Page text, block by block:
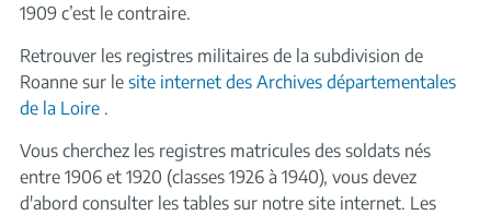
1909 c’est le contraire.
Retrouver les registres militaires de la subdivision de
Roanne sur le site internet des Archives départementales
de la Loire.
Vous cherchez les registres matricules des soldats nés
entre 1906 et 1920 (classes 1926 à 1940), vous devez
d'abord consulter les tables sur notre site internet. Les